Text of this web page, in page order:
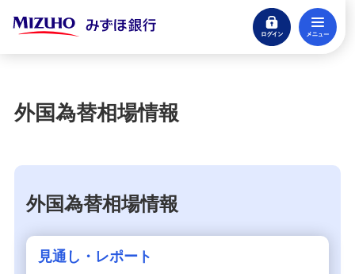
ログイン
閉じる
口座開設
クレジットカード・デビット
ローン
住宅ローン・カードローン
外国為替相場情報
外国為替相場情報
見通し・レポート